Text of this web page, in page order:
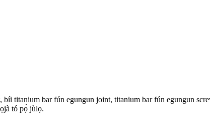
titanium bar fún egungun joint, titanium bar fún egungun
tó pọ̀ jùlọ.